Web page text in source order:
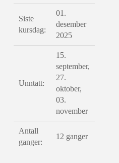
Siste
kursdag:
01.
desember
2025
Unntatt:
15.
september,
27.
oktober,
03.
november
Antall
ganger:
12 ganger